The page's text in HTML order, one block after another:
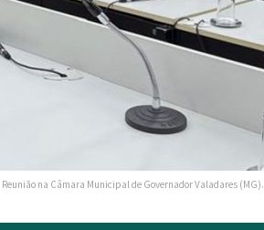
Reunião na Câmara Municipal de Governador Valadares